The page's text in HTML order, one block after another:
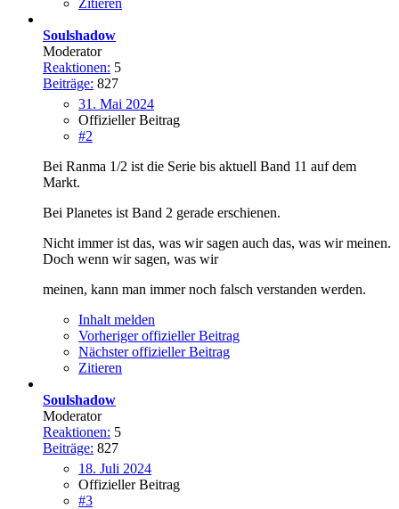
Soulshadow
Moderator
Reaktionen: 5
Beiträge: 827
31. Mai 2024
Offizieller Beitrag
#2
Bei Ranma 1/2 ist die Serie bis aktuell Band 11 auf dem
Markt.
Bei Planetes ist Band 2 gerade erschienen.
Nicht immer ist das, was wir sagen auch das, was wir meinen.
Doch wenn wir sagen, was wir
meinen, kann man immer noch falsch verstanden werden.
Inhalt melden
Vorheriger offizieller Beitrag
Nächster offizieller Beitrag
Zitieren
Soulshadow
Moderator
Reaktionen: 5
Beiträge: 827
18. Juli 2024
Offizieller Beitrag
#3